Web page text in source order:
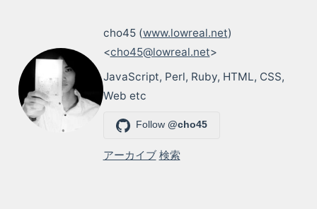
cho45 (www.lowreal.net)
<cho45@lowreal.net>
JavaScript, Perl, Ruby, HTML, CSS,
Web etc
Follow@cho45
アーカイブ 検索